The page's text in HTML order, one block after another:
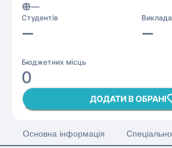
—
Студентів
— —
Бюджетних місць
0
ДОДАТИ В ОБРАНІ
Основна інформація